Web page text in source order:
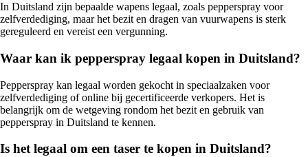
In Duitsland zijn bepaalde wapens legaal, zoals pepperspray voor
zelfverdediging, maar het bezit en dragen van vuurwapens is sterk
gereguleerd en vereist een vergunning.
Waar kan ik pepperspray legaal kopen in Duitsland?
Pepperspray kan legaal worden gekocht in speciaalzaken voor
zelfverdediging of online bij gecertificeerde verkopers. Het is
belangrijk om de wetgeving rondom het bezit en gebruik van
pepperspray in Duitsland te kennen.
Is het legaal om een taser te kopen in Duitsland?